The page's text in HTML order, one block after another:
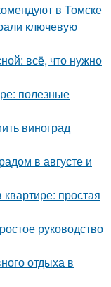
в Томске
ключевую
всё, что нужно
полезные
виноград
в августе и
простая
руководство
отдыха в